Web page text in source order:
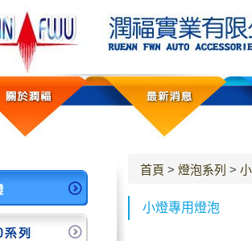
首頁 > 燈泡系列 >
小燈專用燈泡